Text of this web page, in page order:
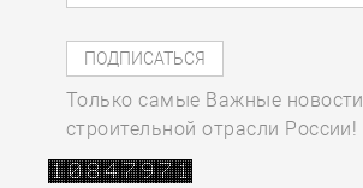
Только самые Важные новости
строительной отрасли России!